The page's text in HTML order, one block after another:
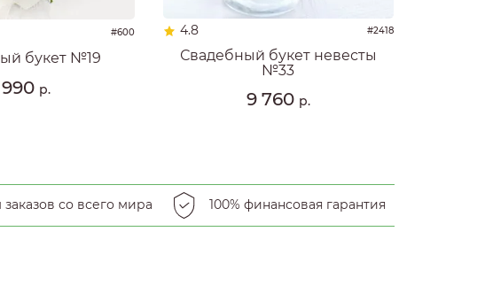
#600
букет №19
р.
4.8 #2418
Свадебный букет невесты
№33
9 760 р.
со всего мира 100% финансовая гарантия